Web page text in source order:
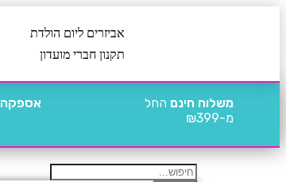
אביזרים ליום הולדת
תקנון חברי מועדון
משלוח חינם החל
מ-₪399
אספקה